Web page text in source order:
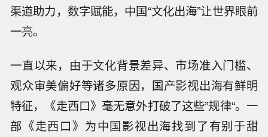
渠道助力，数字赋能，中国“文化出海”让世界眼前
一亮。
一直以来，由于文化背景差异、市场准入门槛、
观众审美偏好等诸多原因，国产影视出海有鲜明
特征，《走西口》毫无意外打破了这些”规律“。一
部《走西口》为中国影视出海找到了有别于甜